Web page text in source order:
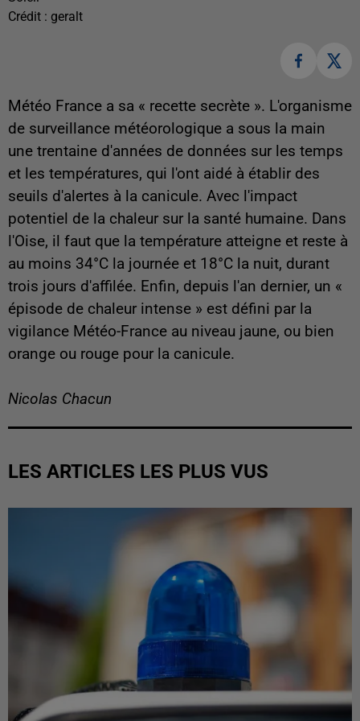
Crédit : geralt
Météo France a sa « recette secrète ». L'organisme
de surveillance météorologique a sous la main
une trentaine d'années de données sur les temps
et les températures, qui l'ont aidé à établir des
seuils d'alertes à la canicule. Avec l'impact
potentiel de la chaleur sur la santé humaine. Dans
l'Oise, il faut que la température atteigne et reste à
au moins 34°C la journée et 18°C la nuit, durant
trois jours d'affilée. Enfin, depuis l'an dernier, un «
épisode de chaleur intense » est défini par la
vigilance Météo-France au niveau jaune, ou bien
orange ou rouge pour la canicule.
Nicolas Chacun
LES ARTICLES LES PLUS VUS